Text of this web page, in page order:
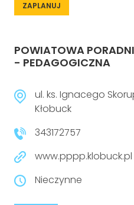
ZAPLANUJ
POWIATOWA
- PEDAGOGICZNA
ul. ks. Ignacego
Kłobuck
343172757
www.pppp.klobuck.pl
Nieczynne